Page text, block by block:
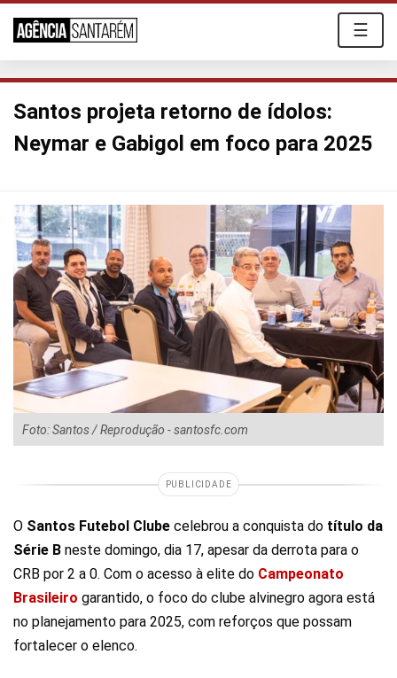
☰
Santos projeta retorno de ídolos:
Neymar e Gabigol em foco para 2025
Foto: Santos / Reprodução - santosfc.com
PUBLICIDADE
O Santos Futebol Clube celebrou a conquista do título da
Série B neste domingo, dia 17, apesar da derrota para o
CRB por 2 a 0. Com o acesso à elite do Campeonato
Brasileiro garantido, o foco do clube alvinegro agora está
no planejamento para 2025, com reforços que possam
fortalecer o elenco.